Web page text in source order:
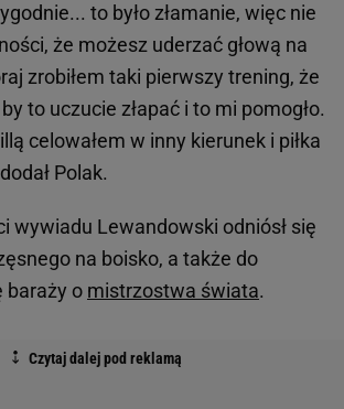
to było złamanie, więc nie
że możesz uderzać głową na
zrobiłem taki pierwszy trening, że
to uczucie złapać i to mi pomogło.
celowałem w inny kierunek i piłka
Polak.
wywiadu Lewandowski odniósł się
na boisko, a także do
baraży o mistrzostwa świata.